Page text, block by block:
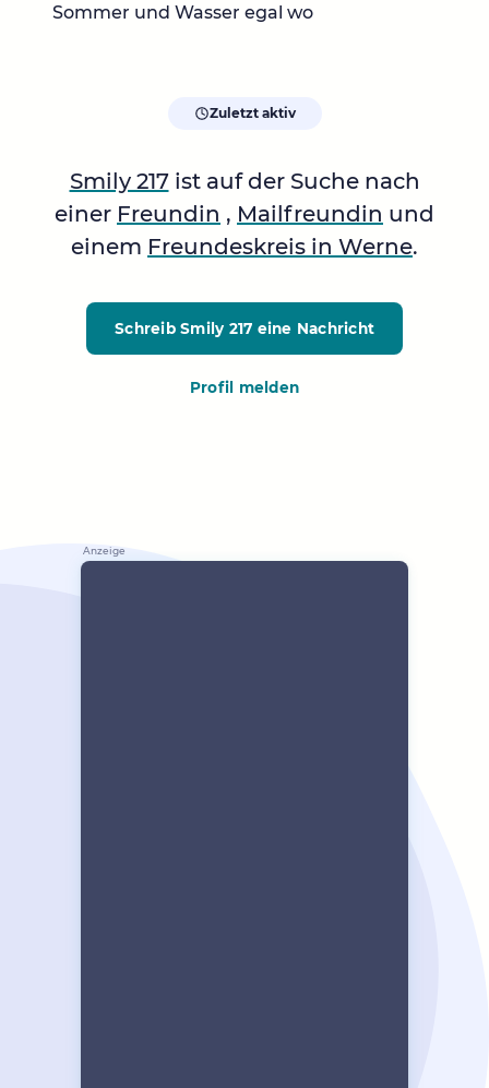
Sommer und Wasser egal wo
Zuletzt aktiv
Smily 217ist auf der Suche nach
einer Freundin , Mailfreundin und
einem Freundeskreis in Werne.
Schreib Smily 217 eine Nachricht
Profil melden